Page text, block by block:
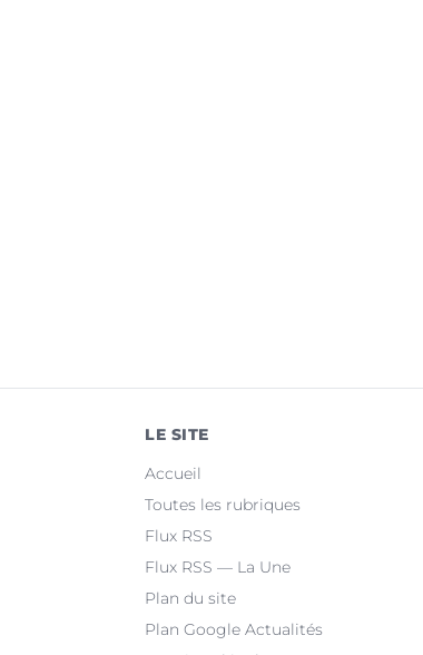
LE SITE
Accueil
Toutes les rubriques
Flux RSS
Flux RSS — La Une
Plan du site
Plan Google Actualités